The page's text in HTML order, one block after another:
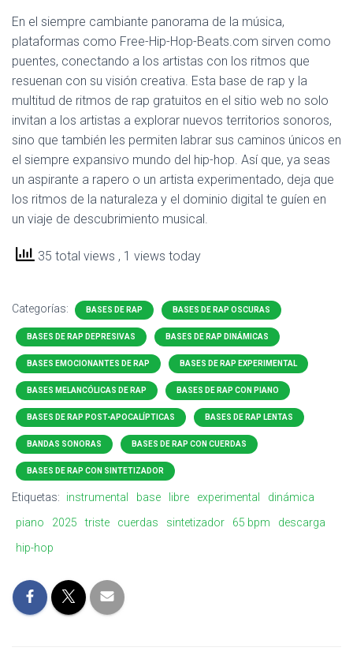
En el siempre cambiante panorama de la música,
plataformas como Free-Hip-Hop-Beats.com sirven como
puentes, conectando a los artistas con los ritmos que
resuenan con su visión creativa. Esta base de rap y la
multitud de ritmos de rap gratuitos en el sitio web no solo
invitan a los artistas a explorar nuevos territorios sonoros,
sino que también les permiten labrar sus caminos únicos en
el siempre expansivo mundo del hip-hop. Así que, ya seas
un aspirante a rapero o un artista experimentado, deja que
los ritmos de la naturaleza y el dominio digital te guíen en
un viaje de descubrimiento musical.
35 total views , 1 views today
Categorías: BASES DE RAP BASES DE RAP OSCURAS
BASES DE RAP DEPRESIVAS BASES DE RAP DINÁMICAS
BASES EMOCIONANTES DE RAP BASES DE RAP EXPERIMENTAL
BASES MELANCÓLICAS DE RAP BASES DE RAP CON PIANO
BASES DE RAP POST-APOCALÍPTICAS BASES DE RAP LENTAS
BANDAS SONORAS BASES DE RAP CON CUERDAS
BASES DE RAP CON SINTETIZADOR
Etiquetas: instrumental base libre experimental
dinámica
piano
2025 triste cuerdas sintetizador 65 bpm
descarga
hip-hop